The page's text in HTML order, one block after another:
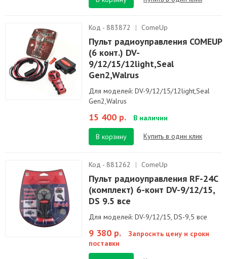
Код - 883872 | ComeUp
Пульт радиоуправления COMEUP
(6 конт.) DV-
9/12/15/12light,Seal
Gen2,Walrus
Для моделей: DV-9/12/15/12light,Seal
Gen2,Walrus
15 400 р. В наличии
В корзину Купить в один клик
Код - 881262 | ComeUp
Пульт радиоуправления RF-24C
(комплект) 6-конт DV-9/12/15,
DS 9.5 все
Для моделей: DV-9/12/15, DS-9,5 все
9 380 р.
Запросить цену и сроки
поставки